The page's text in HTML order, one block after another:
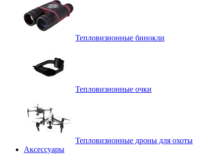
Тепловизионные бинокли
Тепловизионные очки
Тепловизионные дроны для охоты
Аксессуары